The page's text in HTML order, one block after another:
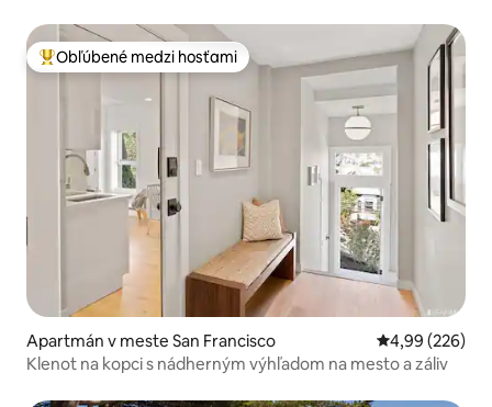
Najobľúbenejšie medzi hosťami
Obľúbené medzi hosťami
Apartmán v meste San Francisco Priemerné
4,99 (226)
Klenot na kopci s nádherným výhľadom na mesto a záliv